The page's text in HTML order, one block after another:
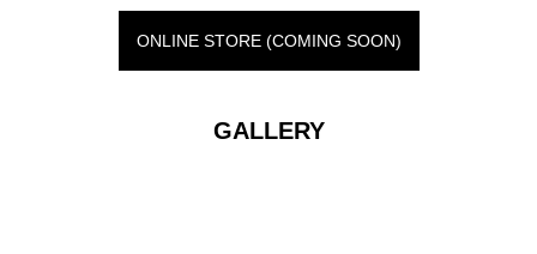
ONLINE STORE (COMING SOON)
GALLERY